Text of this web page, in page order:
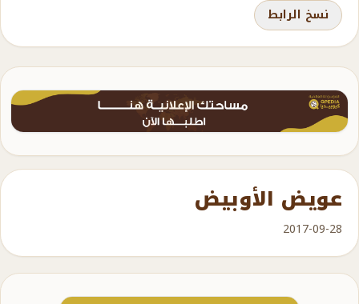
نسخ الرابط
عويض الأوبيض
2017-09-28